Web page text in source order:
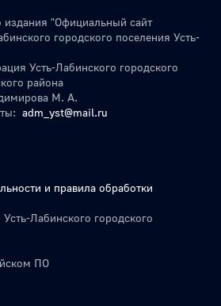
издания "Официальный сайт
городского поселения Усть-
Усть-Лабинского городского
района
М. А.
adm_yst@mail.ru
и правила обработки
Лабинского городского
ПО